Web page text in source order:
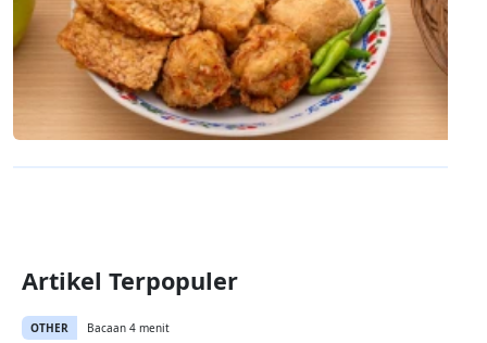
Artikel Terpopuler
OTHER Bacaan 4 menit